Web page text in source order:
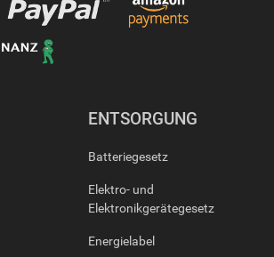
ENTSORGUNG
Batteriegesetz
Elektro- und
Elektronikgerätegesetz
Energielabel